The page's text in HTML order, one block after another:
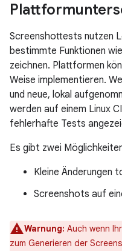
Screenshottests nutzen
bestimmte Funktionen
zeichnen. Plattformen
Weise implementieren.
und neue, lokal
werden auf einem Linux
fehlerhafte Tests
Es gibt zwei
Kleine Änderungen
Screenshots auf
Warnung: Auch wenn
zum Generieren der